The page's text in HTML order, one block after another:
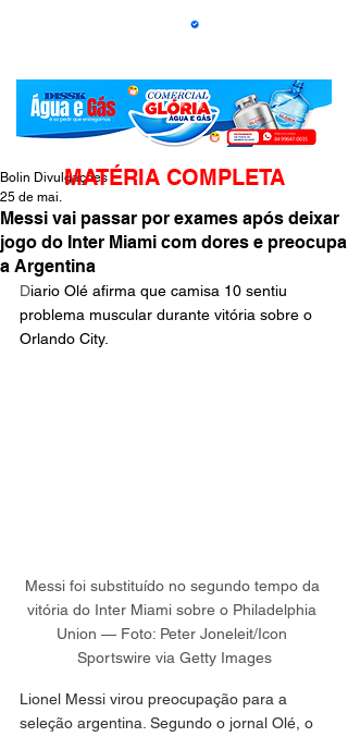
Messi vai passar por exames após deixar
jogo do Inter Miami com dores e preocupa
a Argentina
Bolin Divulgações
25 de mai.
Diario Olé afirma que camisa 10 sentiu
problema muscular durante vitória sobre o
Orlando City.
Messi foi substituído no segundo tempo da
vitória do Inter Miami sobre o Philadelphia
Union — Foto: Peter Joneleit/Icon
Sportswire via Getty Images
Lionel Messi virou preocupação para a
seleção argentina. Segundo o jornal Olé, o
MATÉRIA COMPLETA